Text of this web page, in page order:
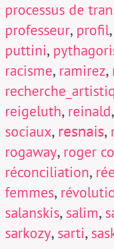
processus de
professeur, profil,
puttini,
racisme, ramirez,
reigeluth, reinald,
sociaux, resnais,
rogaway, roger
réconciliation,
femmes,
salanskis, salim,
sarkozy, sarti,